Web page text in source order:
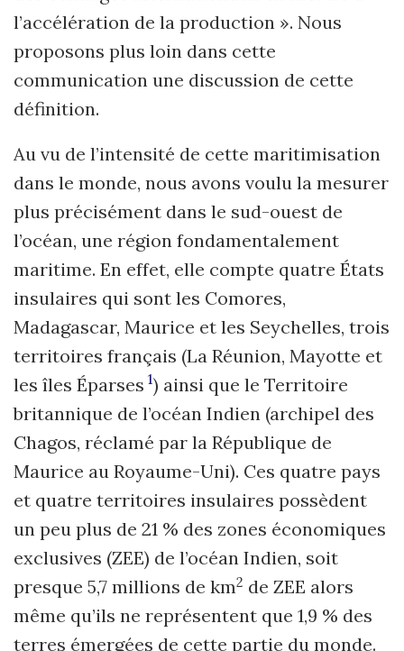
l’accélération de la production ». Nous
proposons plus loin dans cette
communication une discussion de cette
définition.
Au vu de l’intensité de cette maritimisation
dans le monde, nous avons voulu la mesurer
plus précisément dans le sud-ouest de
l’océan, une région fondamentalement
maritime. En effet, elle compte quatre États
insulaires qui sont les Comores,
Madagascar, Maurice et les Seychelles, trois
territoires français (La Réunion, Mayotte et
les îles Éparses 1) ainsi que le Territoire
britannique de l’océan Indien (archipel des
Chagos, réclamé par la République de
Maurice au Royaume-Uni). Ces quatre pays
et quatre territoires insulaires possèdent
un peu plus de 21 % des zones économiques
exclusives (ZEE) de l’océan Indien, soit
presque 5,7 millions de km2 de ZEE alors
même qu’ils ne représentent que 1,9 % des
terres émergées de cette partie du monde.